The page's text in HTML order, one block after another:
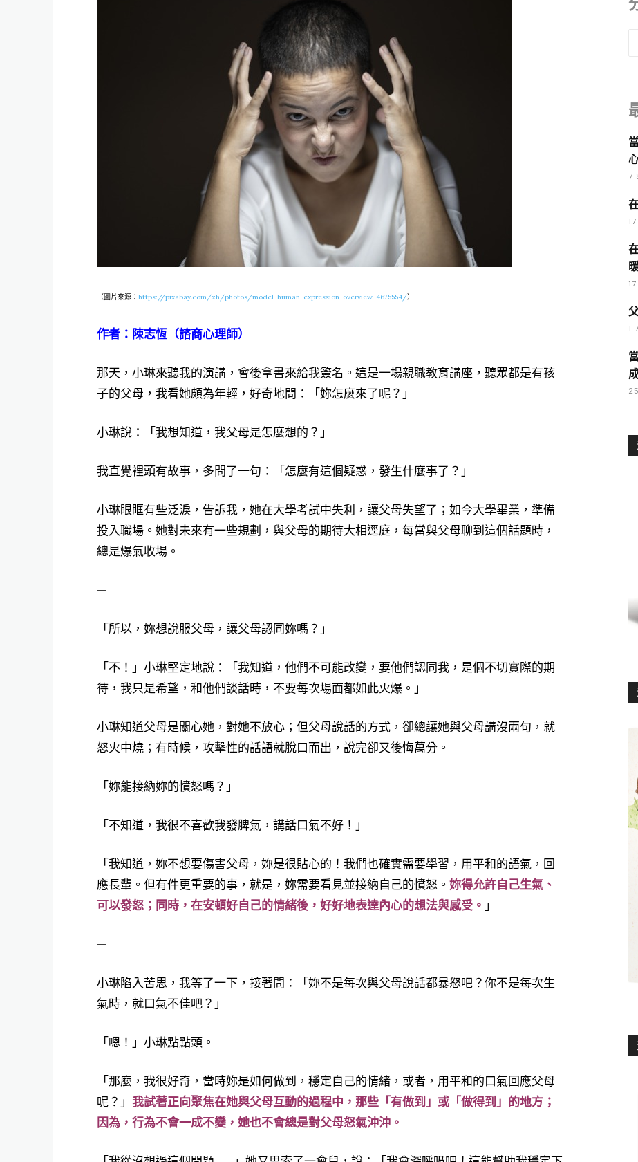
（圖片來源： https://pixabay.com/zh/photos/model-human-expression-overview-4675554/）
作者：陳志恆（諮商心理師）
那天，小琳來聽我的演講，會後拿書來給我簽名。這是一場親職教育講座，聽眾都是有孩
子的父母，我看她頗為年輕，好奇地問：「妳怎麼來了呢？」
小琳說：「我想知道，我父母是怎麼想的？」
我直覺裡頭有故事，多問了一句：「怎麼有這個疑惑，發生什麼事了？」
小琳眼眶有些泛淚，告訴我，她在大學考試中失利，讓父母失望了；如今大學畢業，準備
投入職場。她對未來有一些規劃，與父母的期待大相逕庭，每當與父母聊到這個話題時，
總是爆氣收場。
—
「所以，妳想說服父母，讓父母認同妳嗎？」
「不！」小琳堅定地說：「我知道，他們不可能改變，要他們認同我，是個不切實際的期
待，我只是希望，和他們談話時，不要每次場面都如此火爆。」
小琳知道父母是關心她，對她不放心；但父母說話的方式，卻總讓她與父母講沒兩句，就
怒火中燒；有時候，攻擊性的話語就脫口而出，說完卻又後悔萬分。
「妳能接納妳的憤怒嗎？」
「不知道，我很不喜歡我發脾氣，講話口氣不好！」
「我知道，妳不想要傷害父母，妳是很貼心的！我們也確實需要學習，用平和的語氣，回
應長輩。但有件更重要的事，就是，妳需要看見並接納自己的憤怒。 妳得允許自己生氣、
可以發怒；同時，在安頓好自己的情緒後，好好地表達內心的想法與感受。 」
—
小琳陷入苦思，我等了一下，接著問：「妳不是每次與父母說話都暴怒吧？你不是每次生
氣時，就口氣不佳吧？」
「嗯！」小琳點點頭。
「那麼，我很好奇，當時妳是如何做到，穩定自己的情緒，或者，用平和的口氣回應父母
呢？」 我試著正向聚焦在她與父母互動的過程中，那些「有做到」或「做得到」的地方；
因為，行為不會一成不變，她也不會總是對父母怒氣沖沖。
7
1